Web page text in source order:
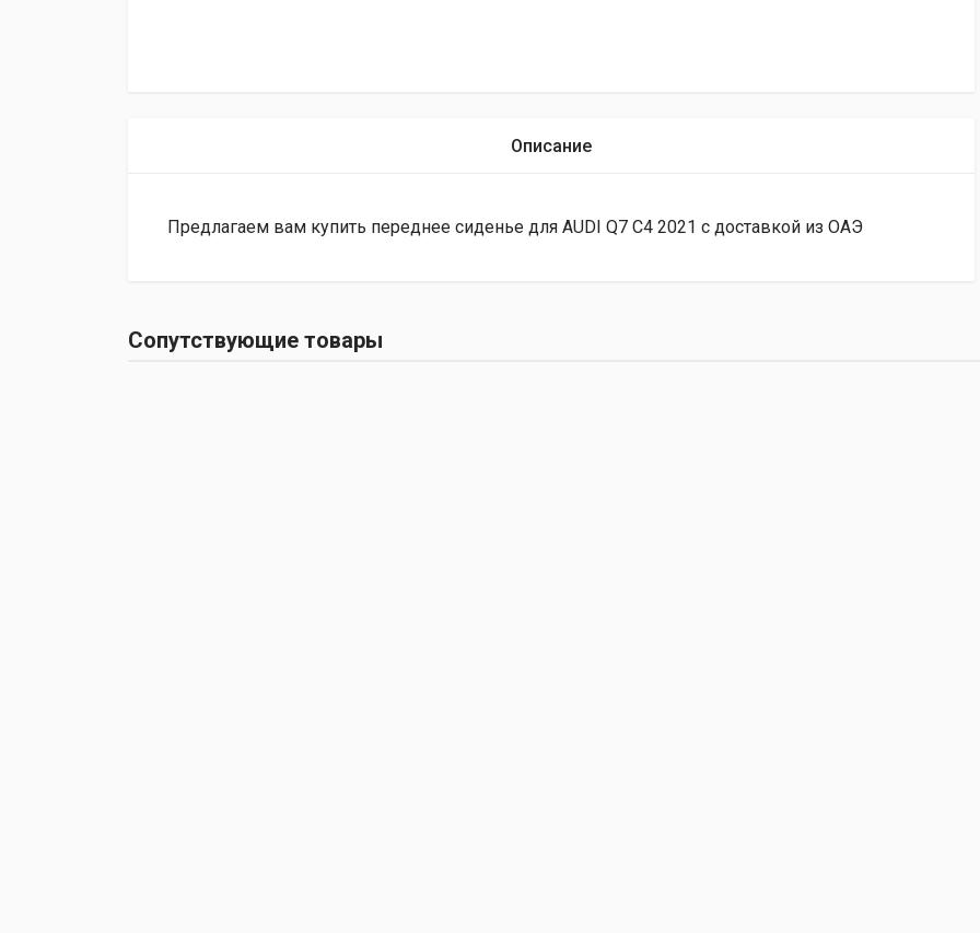
Описание
Предлагаем вам купить переднее сиденье для AUDI Q7 C4 2021 с доставкой из ОАЭ
Сопутствующие товары